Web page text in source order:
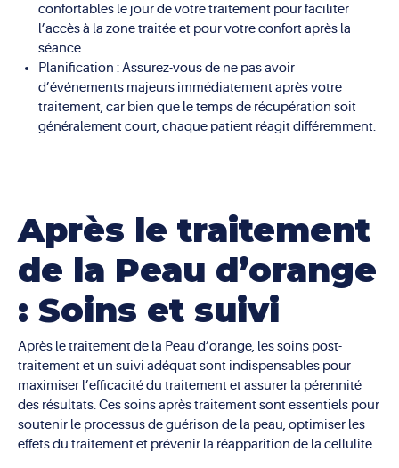
confortables le jour de votre traitement pour faciliter
l’accès à la zone traitée et pour votre confort après la
séance.
Planification : Assurez-vous de ne pas avoir
d’événements majeurs immédiatement après votre
traitement, car bien que le temps de récupération soit
généralement court, chaque patient réagit différemment.
Après le traitement
de la Peau d’orange
: Soins et suivi
Après le traitement de la Peau d’orange, les soins post-
traitement et un suivi adéquat sont indispensables pour
maximiser l’efficacité du traitement et assurer la pérennité
des résultats. Ces soins après traitement sont essentiels pour
soutenir le processus de guérison de la peau, optimiser les
effets du traitement et prévenir la réapparition de la cellulite.